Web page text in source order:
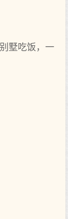
墅吃饭，一